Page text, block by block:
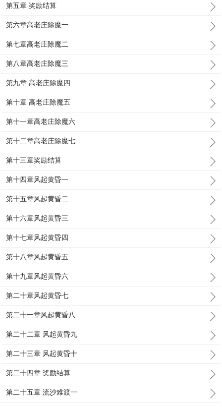
第五章 奖励结算
第六章高老庄除魔一
第七章高老庄除魔二
第八章高老庄除魔三
第九章 高老庄除魔四
第十章 高老庄除魔五
第十一章高老庄除魔六
第十二章高老庄除魔七
第十三章奖励结算
第十四章风起黄昏一
第十五章风起黄昏二
第十六章风起黄昏三
第十七章风起黄昏四
第十八章风起黄昏五
第十九章风起黄昏六
第二十章风起黄昏七
第二十一章风起黄昏八
第二十二章 风起黄昏九
第二十三章 风起黄昏十
第二十四章 奖励结算
第二十五章 流沙难渡一